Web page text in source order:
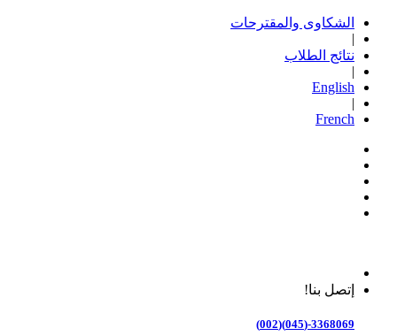
الشكاوى والمقترحات
|
نتائج الطلاب
|
English
|
French
إتصل بنا!
3368069-(045)(002)